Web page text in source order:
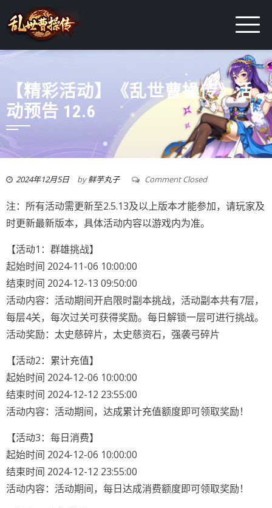
【精彩活动】《乱世曹操传》活
动预告 12.6
2024年12月5日 by鲜芋丸子 Comment Closed
注：所有活动需更新至2.5.13及以上版本才能参加，请玩家及
时更新最新版本，具体活动内容以游戏内为准。
【活动1：群雄挑战】
起始时间 2024-11-06 10:00:00
结束时间 2024-12-13 09:50:00
活动内容：活动期间开启限时副本挑战，活动副本共有7层，
每层4关，每次过关可获得奖励。每日解锁一层可进行挑战。
活动奖励：太史慈碎片，太史慈资石，强袭弓碎片
【活动2：累计充值】
起始时间 2024-12-06 10:00:00
结束时间 2024-12-12 23:55:00
活动内容：活动期间，达成累计充值额度即可领取奖励！
【活动3：每日消费】
起始时间 2024-12-06 10:00:00
结束时间 2024-12-12 23:55:00
活动内容：活动期间，每日达成消费额度即可领取奖励！